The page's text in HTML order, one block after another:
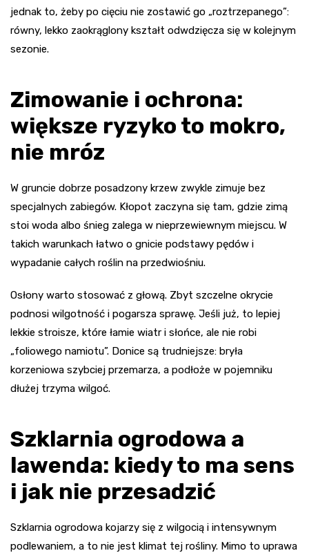
jednak to, żeby po cięciu nie zostawić go „roztrzepanego”:
równy, lekko zaokrąglony kształt odwdzięcza się w kolejnym
sezonie.
Zimowanie i ochrona:
większe ryzyko to mokro,
nie mróz
W gruncie dobrze posadzony krzew zwykle zimuje bez
specjalnych zabiegów. Kłopot zaczyna się tam, gdzie zimą
stoi woda albo śnieg zalega w nieprzewiewnym miejscu. W
takich warunkach łatwo o gnicie podstawy pędów i
wypadanie całych roślin na przedwiośniu.
Osłony warto stosować z głową. Zbyt szczelne okrycie
podnosi wilgotność i pogarsza sprawę. Jeśli już, to lepiej
lekkie stroisze, które łamie wiatr i słońce, ale nie robi
„foliowego namiotu”. Donice są trudniejsze: bryła
korzeniowa szybciej przemarza, a podłoże w pojemniku
dłużej trzyma wilgoć.
Szklarnia ogrodowa a
lawenda: kiedy to ma sens
i jak nie przesadzić
Szklarnia ogrodowa kojarzy się z wilgocią i intensywnym
podlewaniem, a to nie jest klimat tej rośliny. Mimo to uprawa